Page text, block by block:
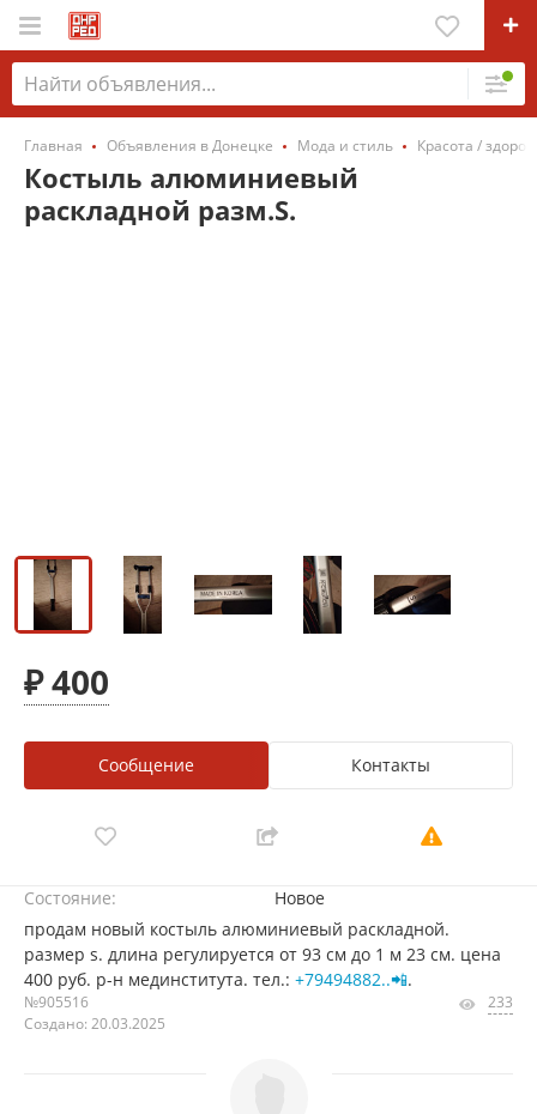
Главная Объявления в Донецке Мода и стиль Красота /
Костыль алюминиевый
раскладной разм.S.
₽ 400
Сообщение Контакты
Состояние:
Новое
продам новый костыль алюминиевый раскладной.
размер s. длина регулируется от 93 см до 1 м 23 см. цена
400 руб. р-н мединститута. тел.: +79494882..📲.
№905516
Создано: 20.03.2025
233